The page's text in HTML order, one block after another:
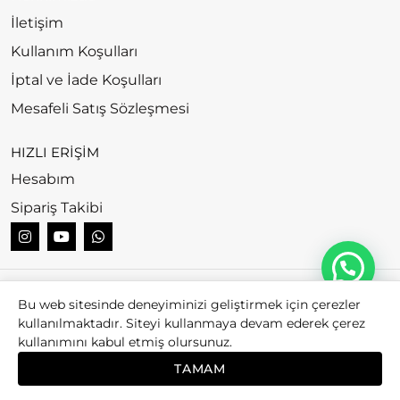
İletişim
Kullanım Koşulları
İptal ve İade Koşulları
Mesafeli Satış Sözleşmesi
HIZLI ERİŞİM
Hesabım
Sipariş Takibi
Bu web sitesinde deneyiminizi geliştirmek için çerezler
kullanılmaktadır. Siteyi kullanmaya devam ederek çerez
kullanımını kabul etmiş olursunuz.
TAMAM